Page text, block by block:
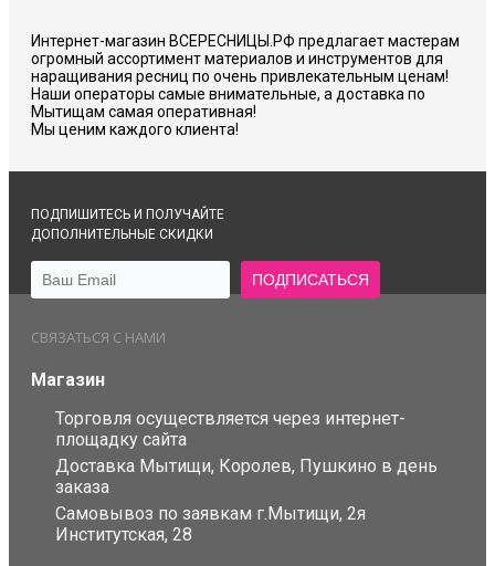
Интернет-магазин ВСЕРЕСНИЦЫ.РФ предлагает мастерам
огромный ассортимент материалов и инструментов для
наращивания ресниц по очень привлекательным ценам!
Наши операторы самые внимательные, а доставка по
Мытищам самая оперативная!
Мы ценим каждого клиента!
ПОДПИШИТЕСЬ И ПОЛУЧАЙТЕ
ДОПОЛНИТЕЛЬНЫЕ СКИДКИ
СВЯЗАТЬСЯ С НАМИ
Магазин
Торговля осуществляется через интернет-
площадку сайта
Доставка Мытищи, Королев, Пушкино в день
заказа
Самовывоз по заявкам г.Мытищи, 2я
Институтская, 28